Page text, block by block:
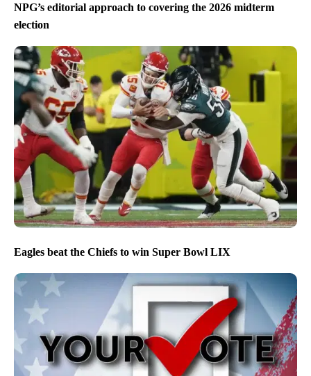
NPG’s editorial approach to covering the 2026 midterm
election
Eagles beat the Chiefs to win Super Bowl LIX